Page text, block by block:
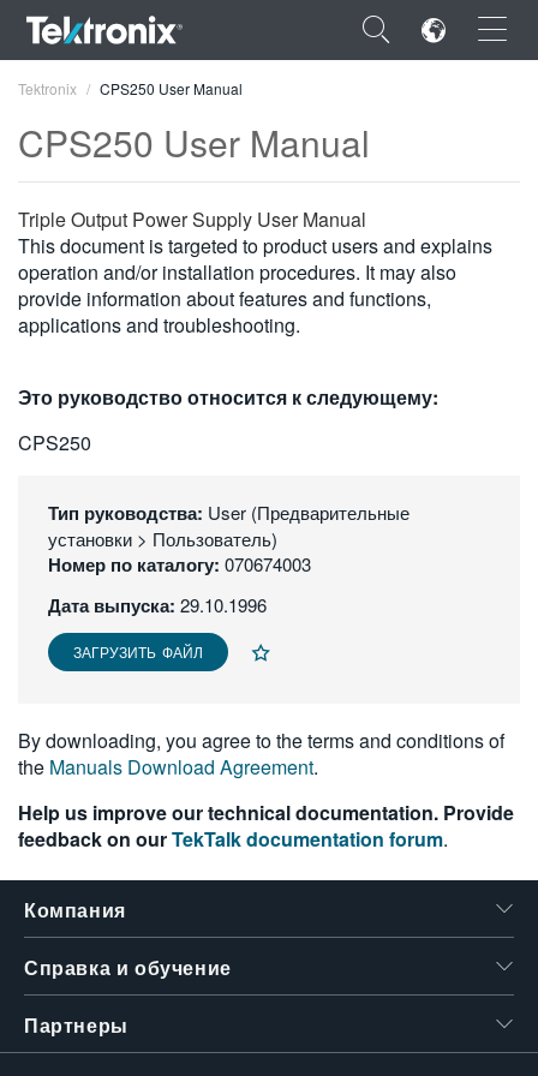
×
ENGLISH
FRANÇAIS
DEUTSCH
한국어
繁體中文
Tektronix CPS250 User Manual
CPS250 User Manual
Triple Output Power Supply User Manual
This document is targeted to product users and explains
operation and/or installation procedures. It may also
provide information about features and functions,
applications and troubleshooting.
Это руководство относится к следующему:
CPS250
Тип руководства: User (Предварительные
установки > Пользователь)
Номер по каталогу: 070674003
Дата выпуска: 29.10.1996
ЗАГРУЗИТЬ ФАЙЛ
By downloading, you agree to the terms and conditions of
the Manuals Download Agreement.
Help us improve our technical documentation. Provide
feedback on ourTekTalk documentation forum.
Компания
Справка и обучение
Партнеры